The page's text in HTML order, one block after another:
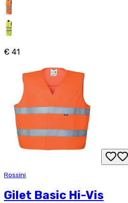
€ 41
Rossini
Gilet Basic Hi-Vis